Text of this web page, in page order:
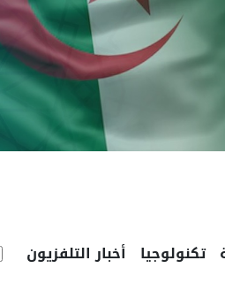
تكنولوجيا أخبار التلفزيون